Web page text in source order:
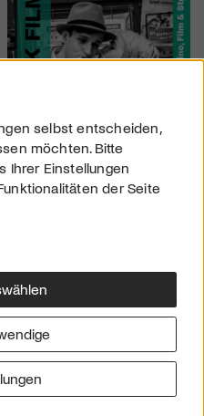
Impressum
selbst entscheiden,
möchten. Bitte
Ihrer Einstellungen
der Seite